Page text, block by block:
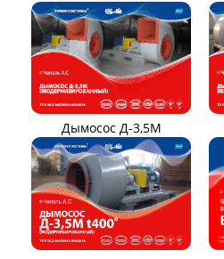
Вентиляторы местного
проветривания
Вентиляторы для
метрополитена